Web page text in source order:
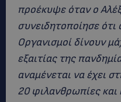
προέκυψε όταν ο
συνειδητοποίησε
Οργανισμοί δίνουν
εξαιτίας της
αναμένεται να έχει
20 φιλανθρωπίες και